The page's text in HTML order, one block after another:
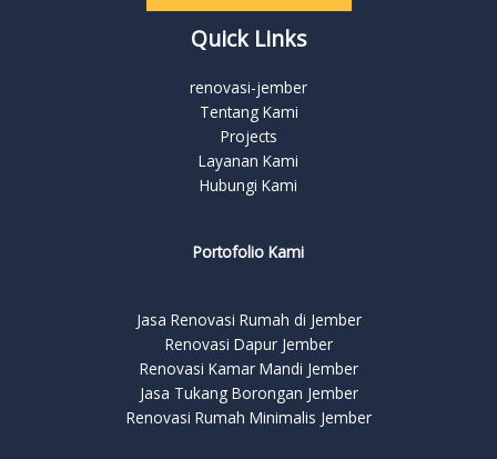
Quick Links
renovasi-jember
Tentang Kami
Projects
Layanan Kami
Hubungi Kami
Portofolio Kami
Jasa Renovasi Rumah di Jember
Renovasi Dapur Jember
Renovasi Kamar Mandi Jember
Jasa Tukang Borongan Jember
Renovasi Rumah Minimalis Jember